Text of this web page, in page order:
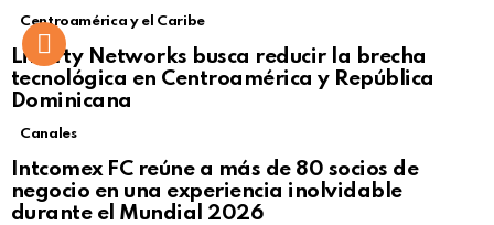
Centroamérica y el Caribe
Liberty Networks busca reducir la brecha
tecnológica en Centroamérica y República
Dominicana
Canales
Intcomex FC reúne a más de 80 socios de
negocio en una experiencia inolvidable
durante el Mundial 2026